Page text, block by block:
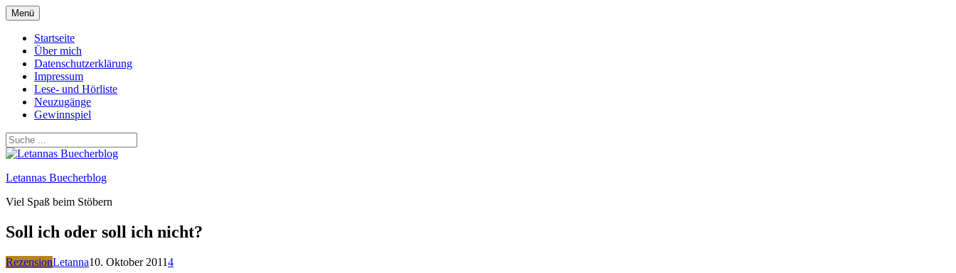
Zum
Inhalt
springen
Menü
Startseite
Über mich
Datenschutzerklärung
Impressum
Lese- und Hörliste
Neuzugänge
Gewinnspiel
Letannas Buecherblog
Viel Spaß beim Stöbern
Soll ich oder soll ich nicht?
RezensionLetanna10. Oktober 20114